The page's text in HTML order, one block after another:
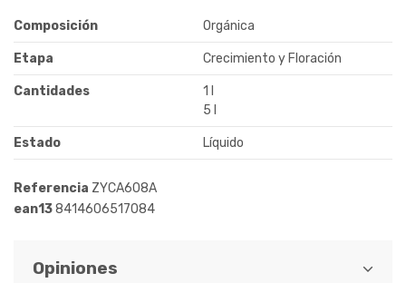
Composición Orgánica
Etapa Crecimiento y Floración
Cantidades
1 l
5 l
Estado Líquido
Referencia ZYCA608A
ean138414606517084
Opiniones